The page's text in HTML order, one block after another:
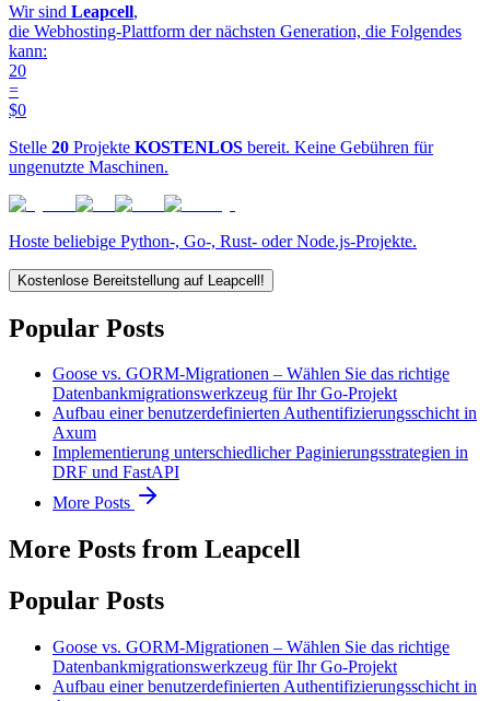
Wir sind Leapcell,
die Webhosting-Plattform der nächsten Generation, die Folgendes
kann:
20
=
$0
Stelle 20 Projekte KOSTENLOS bereit. Keine Gebühren für
ungenutzte Maschinen.
Hoste beliebige Python-, Go-, Rust- oder Node.js-Projekte.
Kostenlose Bereitstellung auf Leapcell!
Popular Posts
Goose vs. GORM-Migrationen – Wählen Sie das richtige
Datenbankmigrationswerkzeug für Ihr Go-Projekt
Aufbau einer benutzerdefinierten Authentifizierungsschicht in
Axum
Implementierung unterschiedlicher Paginierungsstrategien in
DRF und FastAPI
More Posts
More Posts from Leapcell
Popular Posts
Goose vs. GORM-Migrationen – Wählen Sie das richtige
Datenbankmigrationswerkzeug für Ihr Go-Projekt
Aufbau einer benutzerdefinierten Authentifizierungsschicht in